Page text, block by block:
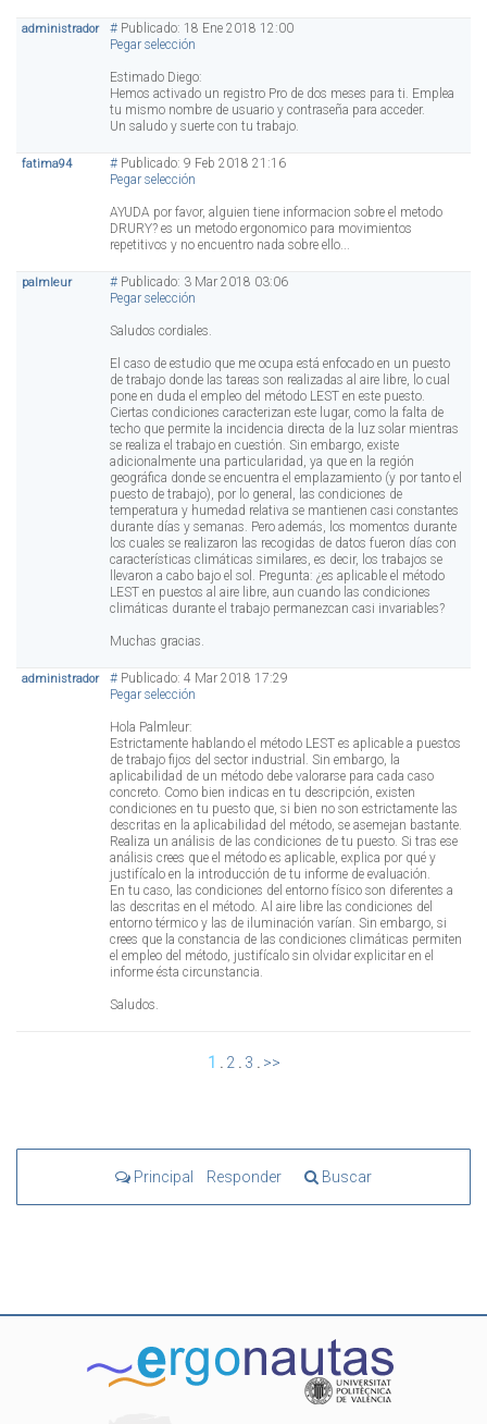
administrador # Publicado: 18 Ene 2018 12:00
Pegar selección
Estimado Diego:
Hemos activado un registro Pro de dos meses para ti. Emplea
tu mismo nombre de usuario y contraseña para acceder.
Un saludo y suerte con tu trabajo.
fatima94 # Publicado: 9 Feb 2018 21:16
Pegar selección
AYUDA por favor, alguien tiene informacion sobre el metodo
DRURY? es un metodo ergonomico para movimientos
repetitivos y no encuentro nada sobre ello...
palmleur # Publicado: 3 Mar 2018 03:06
Pegar selección
Saludos cordiales.
El caso de estudio que me ocupa está enfocado en un puesto
de trabajo donde las tareas son realizadas al aire libre, lo cual
pone en duda el empleo del método LEST en este puesto.
Ciertas condiciones caracterizan este lugar, como la falta de
techo que permite la incidencia directa de la luz solar mientras
se realiza el trabajo en cuestión. Sin embargo, existe
adicionalmente una particularidad, ya que en la región
geográfica donde se encuentra el emplazamiento (y por tanto el
puesto de trabajo), por lo general, las condiciones de
temperatura y humedad relativa se mantienen casi constantes
durante días y semanas. Pero además, los momentos durante
los cuales se realizaron las recogidas de datos fueron días con
características climáticas similares, es decir, los trabajos se
llevaron a cabo bajo el sol. Pregunta: ¿es aplicable el método
LEST en puestos al aire libre, aun cuando las condiciones
climáticas durante el trabajo permanezcan casi invariables?
Muchas gracias.
administrador # Publicado: 4 Mar 2018 17:29
Pegar selección
Hola Palmleur:
Estrictamente hablando el método LEST es aplicable a puestos
de trabajo fijos del sector industrial. Sin embargo, la
aplicabilidad de un método debe valorarse para cada caso
concreto. Como bien indicas en tu descripción, existen
condiciones en tu puesto que, si bien no son estrictamente las
descritas en la aplicabilidad del método, se asemejan bastante.
Realiza un análisis de las condiciones de tu puesto. Si tras ese
análisis crees que el método es aplicable, explica por qué y
justifícalo en la introducción de tu informe de evaluación.
En tu caso, las condiciones del entorno físico son diferentes a
las descritas en el método. Al aire libre las condiciones del
entorno térmico y las de iluminación varían. Sin embargo, si
crees que la constancia de las condiciones climáticas permiten
el empleo del método, justifícalo sin olvidar explicitar en el
informe ésta circunstancia.
Saludos.
1 . 2 . 3 . >>
Principal Responder Buscar